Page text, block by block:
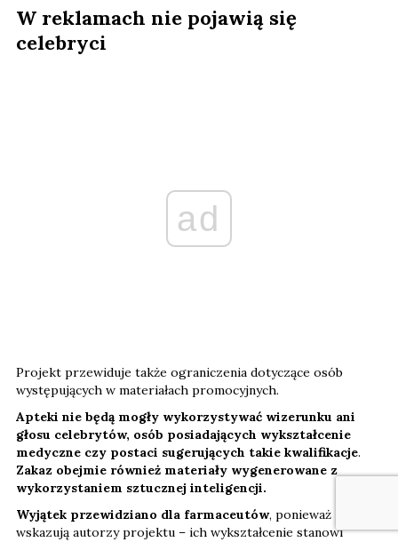
W reklamach nie pojawią się
celebryci
ad
Projekt przewiduje także ograniczenia dotyczące osób
występujących w materiałach promocyjnych.
Apteki nie będą mogły wykorzystywać wizerunku ani
głosu celebrytów, osób posiadających wykształcenie
medyczne czy postaci sugerujących takie kwalifikacje.
Zakaz obejmie również materiały wygenerowane z
wykorzystaniem sztucznej inteligencji.
Wyjątek przewidziano dla farmaceutów, ponieważ – jak
wskazują autorzy projektu – ich wykształcenie stanowi